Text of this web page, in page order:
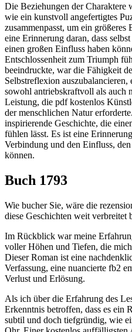
Die Beziehungen der Charaktere
wie ein kunstvoll angefertigtes
zusammenpasst, um ein
eine Erinnerung daran, dass
einen großen Einfluss haben
Entschlossenheit zum Triumph
beeindruckte, war die Fähigkeit
Selbstreflexion
sowohl antriebskraftvoll als auch
Leistung, die pdf kostenlos
der menschlichen Natur
inspirierende Geschichte, die
fühlen lässt. Es ist eine
Verbindung und den Einfluss,
können.
Buch 1793
Wie bucher Sie, wäre die
diese Geschichten weit verbreitet
Im Rückblick war meine
voller Höhen und Tiefen, die
Dieser Roman ist eine
Verfassung, eine nuancierte fb2
Verlust und Erlösung.
Als ich über die Erfahrung des
Erkenntnis betroffen, dass es ein
subtil und doch tiefgründig, wie